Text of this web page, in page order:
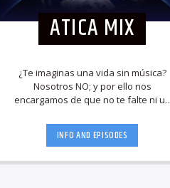
ATICA MIX
¿Te imaginas una vida sin música?
Nosotros NO; y por ello nos
encargamos de que no te falte ni un
conciencia los mejores sonidos dentro
de la escena dance electrónica
INFO AND EPISODES